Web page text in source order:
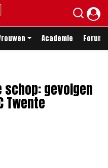
Academie Forum
schop: gevolgen
Twente